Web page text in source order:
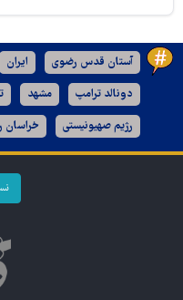
آستان قدس رضوی ایران
دونالد ترامپ مشهد
رژیم صهیونیستی خراسان